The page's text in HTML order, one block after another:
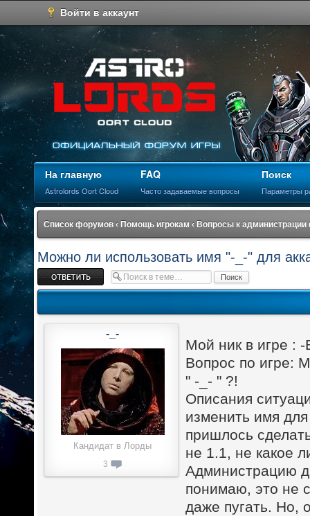
Войти в аккаунт
На главную
Astrolords Oort Cloud
FAQ
Часто задаваемые вопросы
Поиск
Параметры
Список форумов ‹ Помощь игрокам ‹ Вопросы к
Можно ли использовать имя "-_-" для
Ответить
Мой ник в игре : -
Вопрос по игре:
" -_- " ?!
Описания
изменить имя
пришлось
не 1.1, не какое
Администрацию
понимаю, это не
даже пугать. Но,
-_-
Кандидат в Лорды
3